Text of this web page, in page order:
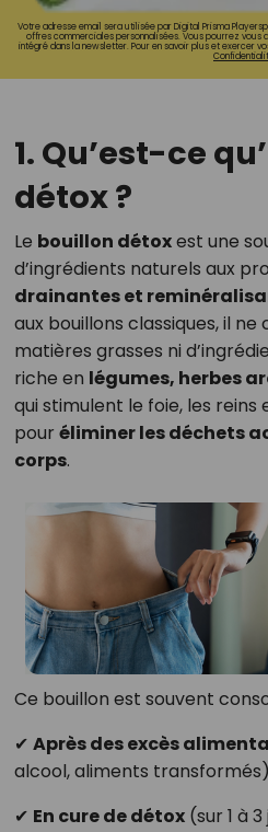
Votre adresse email sera utilisée par Digital Prisma
offres commerciales personnalisées. Vous pourrez vous
intégré dans la newsletter. Pour en savoir plus et exercer
1. Qu’est-ce
détox ?
Le bouillon détoxest une
d’ingrédients naturels aux
drainantes et
aux bouillons classiques, il
matières grasses ni
riche en légumes, herbes
qui stimulent le foie, les
pour éliminer les déchets
corps.
Ce bouillon est souvent
✔ Après des excès
alcool, aliments
✔ En cure de détox(sur 1 à